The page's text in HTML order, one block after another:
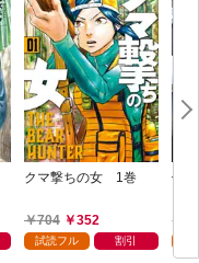
クマ撃ちの女 1巻
704 352
試読フル 割引
俺
る